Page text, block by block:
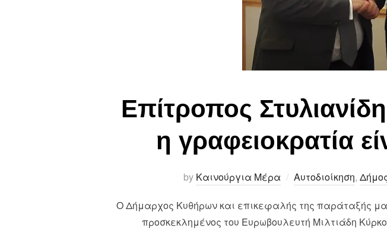
Επίτροπος
η γραφειοκρατία
by Καινούργια Μέρα Αυτοδιοίκηση,
Ο Δήμαρχος Κυθήρων και επικεφαλής της παράταξής
προσκεκλημένος του Ευρωβουλευτή Μιλτιάδη